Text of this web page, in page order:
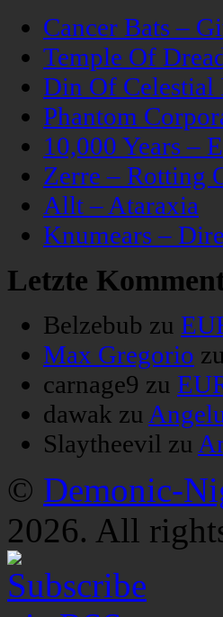
Cancer Bats –
Temple Of
Din Of Celestial
Phantom
10,000 Years –
Zerre – Rotting
Allt – Ataraxia
Knumears –
Letzte
Belzebub zu
Max Gregorio zu
carnage9 zu
dawak zu
Slaytheevil zu
© Demonic-
2026. All